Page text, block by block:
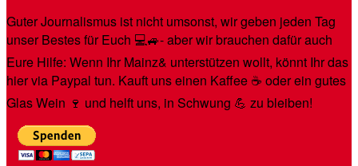
Guter Journalismus ist nicht umsonst, wir geben jeden Tag
unser Bestes für Euch 💻🚙- aber wir brauchen dafür auch
Eure Hilfe: Wenn Ihr Mainz& unterstützen wollt, könnt Ihr das
hier via Paypal tun. Kauft uns einen Kaffee ☕️ oder ein gutes
Glas Wein 🍷 und helft uns, in Schwung 💪 zu bleiben!